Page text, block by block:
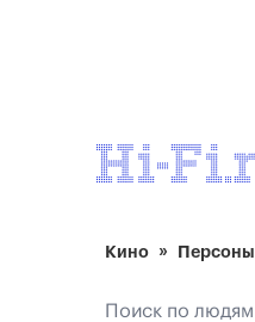
Кино Персоны
Поиск по людям